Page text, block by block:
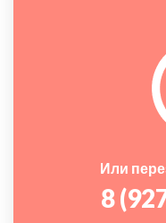
Или
8